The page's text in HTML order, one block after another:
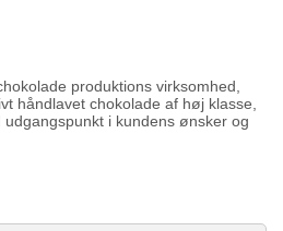
produktions virksomhed,
håndlavet chokolade af høj klasse,
i kundens ønsker og